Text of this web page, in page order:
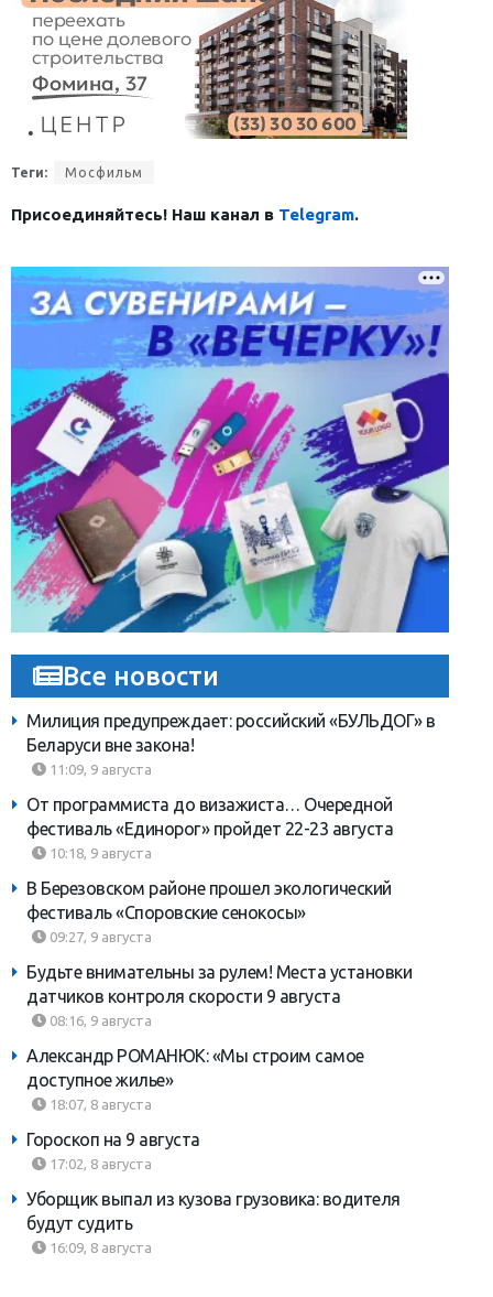
Теги: Мосфильм
Присоединяйтесь! Наш канал в Telegram.
Все новости
Милиция предупреждает: российский «БУЛЬДОГ» в
Беларуси вне закона!
11:09, 9 августа
От программиста до визажиста… Очередной
фестиваль «Единорог» пройдет 22-23 августа
10:18, 9 августа
В Березовском районе прошел экологический
фестиваль «Споровские сенокосы»
09:27, 9 августа
Будьте внимательны за рулем! Места установки
датчиков контроля скорости 9 августа
08:16, 9 августа
Александр РОМАНЮК: «Мы строим самое
доступное жилье»
18:07, 8 августа
Гороскоп на 9 августа
17:02, 8 августа
Уборщик выпал из кузова грузовика: водителя
будут судить
16:09, 8 августа